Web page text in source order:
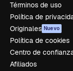
Términos de uso
Política de
Originales Nuevo
Política de cookies
Centro de
Afiliados